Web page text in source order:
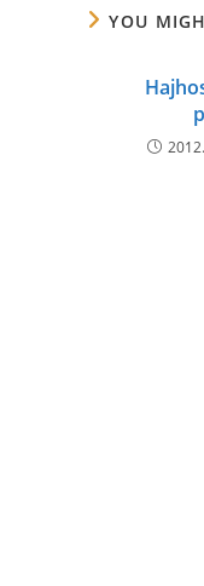
YOU